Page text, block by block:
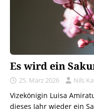
Es wird ein
25. März 2026 Nils
Vizekönigin Luisa
dieses Jahr wieder ein